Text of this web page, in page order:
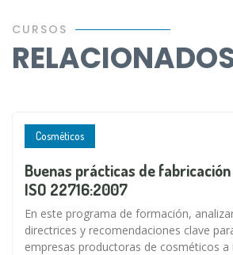
CURSOS
Cosméticos
Buenas prácticas de
ISO 22716:2007
En este programa de formación,
directrices y recomendaciones clave
empresas productoras de cosméticos